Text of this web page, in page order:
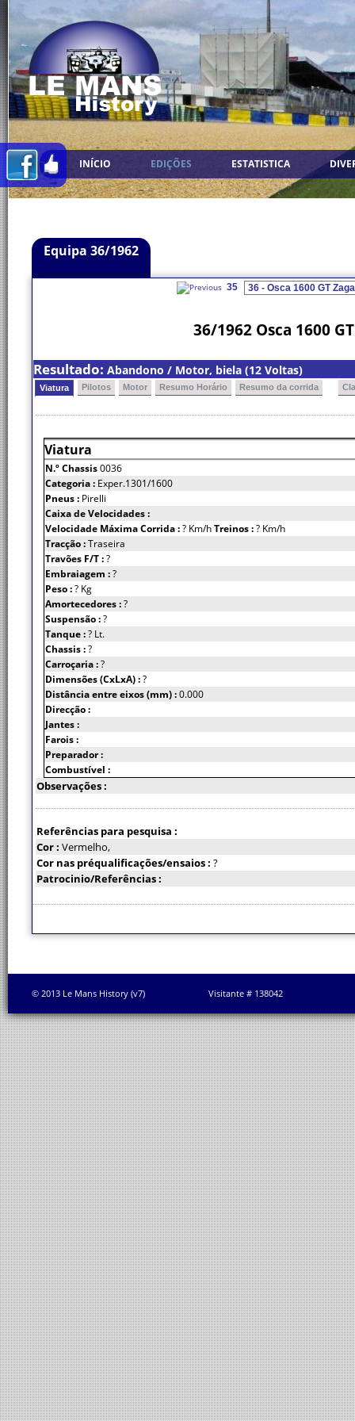
INÍCIO EDIÇÕES ESTATISTICA
Equipa 36/1962
35
36/1962 Osca 1600
Resultado: Abandono / Motor, biela (12 Voltas)
Viatura Pilotos Motor Resumo Horário Resumo da corrida
Viatura
N.º Chassis0036
Categoria : Exper.1301/1600
Pneus : Pirelli
Caixa de Velocidades :
Velocidade Máxima Corrida :? Km/hTreinos :? Km/h
Tracção :Traseira
Travões F/T :?
Embraiagem :?
Peso :? Kg
Amortecedores :?
Suspensão :?
Tanque :? Lt.
Chassis :?
Carroçaria :?
Dimensões (CxLxA) :?
Distância entre eixos (mm) :0.000
Direcção :
Jantes :
Farois :
Preparador :
Combustível :
Observações :
Referências para pesquisa :
Cor : Vermelho,
Cor nas préqualificações/ensaios : ?
Patrocinio/Referências :
© 2013 Le Mans History (v7) Visitante # 138042